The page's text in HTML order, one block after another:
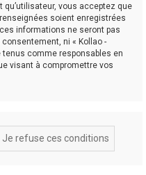
vous acceptez que
soient enregistrées
informations ne seront pas
ni « Kollao -
tenus comme responsables en
visant à compromettre vos